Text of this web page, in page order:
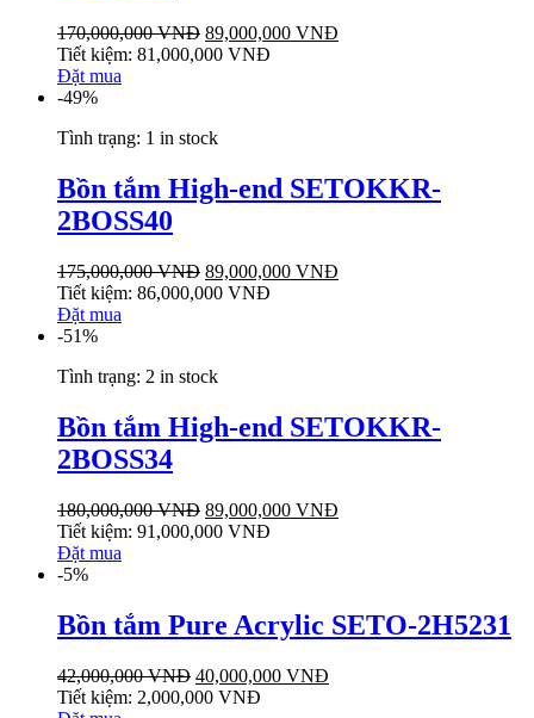
170,000,000VNĐ 89,000,000 VNĐ
Tiết kiệm: 81,000,000 VNĐ
Đặt mua
-49%
Tình trạng: 1 in stock
Bồn tắm High-end SETOKKR-
2BOSS40
175,000,000VNĐ 89,000,000 VNĐ
Tiết kiệm: 86,000,000 VNĐ
Đặt mua
-51%
Tình trạng: 2 in stock
Bồn tắm High-end SETOKKR-
2BOSS34
180,000,000VNĐ 89,000,000 VNĐ
Tiết kiệm: 91,000,000 VNĐ
Đặt mua
-5%
Bồn tắm Pure Acrylic SETO-2H5231
42,000,000VNĐ 40,000,000 VNĐ
Tiết kiệm: 2,000,000 VNĐ